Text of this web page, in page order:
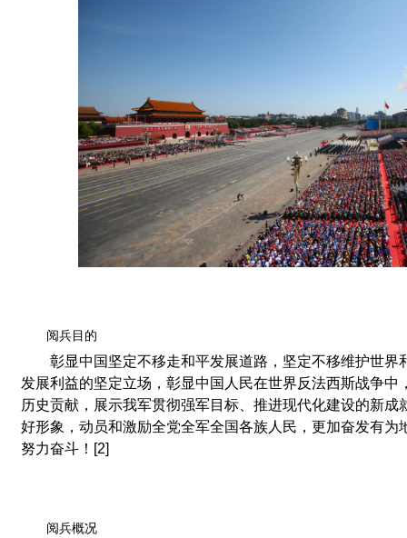
阅兵目的
彰显中国坚定不移走和平发展道路，坚定不移维护世界
发展利益的坚定立场，彰显中国人民在世界反法西斯战争中
历史贡献，展示我军贯彻强军目标、推进现代化建设的新成
好形象，动员和激励全党全军全国各族人民，更加奋发有为
努力奋斗！[2]
阅兵概况